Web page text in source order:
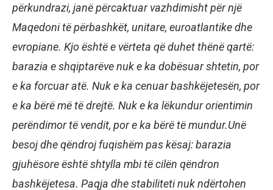
përkundrazi, janë përcaktuar vazhdimisht për një
Maqedoni të përbashkët, unitare, euroatlantike dhe
evropiane. Kjo është e vërteta që duhet thënë qartë:
barazia e shqiptarëve nuk e ka dobësuar shtetin, por
e ka forcuar atë. Nuk e ka cenuar bashkëjetesën, por
e ka bërë më të drejtë. Nuk e ka lëkundur orientimin
perëndimor të vendit, por e ka bërë të mundur.Unë
besoj dhe qëndroj fuqishëm pas kësaj: barazia
gjuhësore është shtylla mbi të cilën qëndron
bashkëjetesa. Paqja dhe stabiliteti nuk ndërtohen